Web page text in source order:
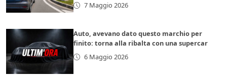
7 Maggio 2026
Auto, avevano dato questo marchio per
finito: torna alla ribalta con una supercar
6 Maggio 2026